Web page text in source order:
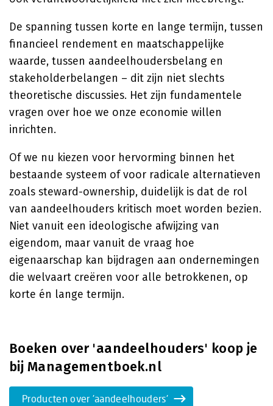
De spanning tussen korte en lange termijn, tussen
financieel rendement en maatschappelijke
waarde, tussen aandeelhoudersbelang en
stakeholderbelangen – dit zijn niet slechts
theoretische discussies. Het zijn fundamentele
vragen over hoe we onze economie willen
inrichten.
Of we nu kiezen voor hervorming binnen het
bestaande systeem of voor radicale alternatieven
zoals steward-ownership, duidelijk is dat de rol
van aandeelhouders kritisch moet worden bezien.
Niet vanuit een ideologische afwijzing van
eigendom, maar vanuit de vraag hoe
eigenaarschap kan bijdragen aan ondernemingen
die welvaart creëren voor alle betrokkenen, op
korte én lange termijn.
Boeken over 'aandeelhouders' koop je
bij Managementboek.nl
Producten over 'aandeelhouders'